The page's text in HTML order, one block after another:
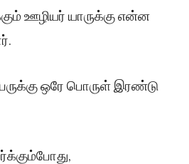
ஊழியர் யாருக்கு என்ன
ஒரே பொருள் இரண்டு